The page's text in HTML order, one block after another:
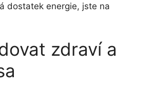
dostatek energie, jste na
zdraví a